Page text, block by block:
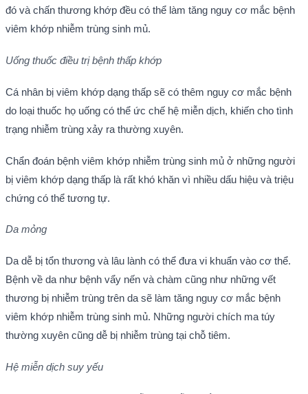
đó và chấn thương khớp đều có thể làm tăng nguy cơ mắc bệnh
viêm khớp nhiễm trùng sinh mủ.
Uống thuốc điều trị bệnh thấp khớp
Cá nhân bị viêm khớp dạng thấp sẽ có thêm nguy cơ mắc bệnh
do loại thuốc họ uống có thể ức chế hệ miễn dịch, khiến cho tình
trạng nhiễm trùng xảy ra thường xuyên.
Chẩn đoán bệnh viêm khớp nhiễm trùng sinh mủ ở những người
bị viêm khớp dạng thấp là rất khó khăn vì nhiều dấu hiệu và triệu
chứng có thể tương tự.
Da mỏng
Da dễ bị tổn thương và lâu lành có thể đưa vi khuẩn vào cơ thể.
Bệnh về da như bệnh vẩy nến và chàm cũng như những vết
thương bị nhiễm trùng trên da sẽ làm tăng nguy cơ mắc bệnh
viêm khớp nhiễm trùng sinh mủ. Những người chích ma túy
thường xuyên cũng dễ bị nhiễm trùng tại chỗ tiêm.
Hệ miễn dịch suy yếu